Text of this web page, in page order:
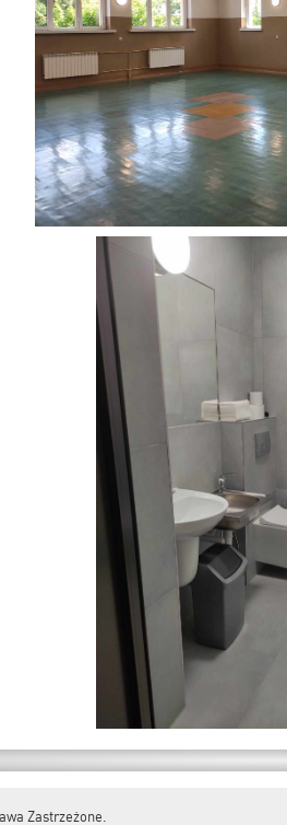
Zastrzeżone.